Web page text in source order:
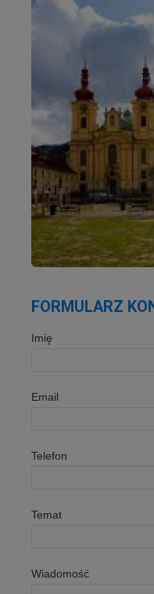
FORMULARZ
Imię
Email
Telefon
Temat
Wiadomość